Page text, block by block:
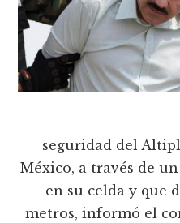
seguridad del
México, a través de
en su celda y que
metros, informó el